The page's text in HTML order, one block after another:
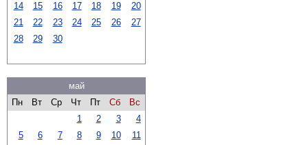
14
15 16 17 18 19
20
21
22 23 24 25 26
27
28
29 30
май
Пн
Вт Ср Чт Пт Сб
Вс
1
2 3
4
5
6 7 8 9 10
11